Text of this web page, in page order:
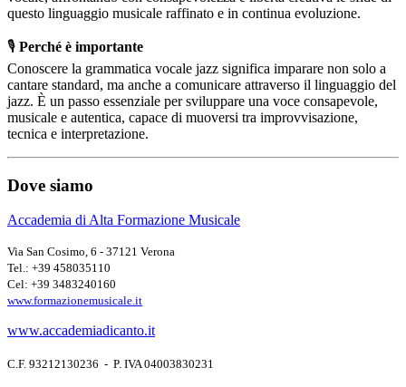
questo linguaggio musicale raffinato e in continua evoluzione.
🎙 Perché è importante
Conoscere la grammatica vocale jazz significa imparare non solo a
cantare standard, ma anche a comunicare attraverso il linguaggio del
jazz. È un passo essenziale per sviluppare una voce consapevole,
musicale e autentica, capace di muoversi tra improvvisazione,
tecnica e interpretazione.
Dove siamo
Accademia di Alta Formazione Musicale
Via San Cosimo, 6 - 37121 Verona
Tel.: +39 458035110
Cel: +39 3483240160
www.formazionemusicale.it
www.accademiadicanto.it
C.F. 93212130236 - P. IVA 04003830231